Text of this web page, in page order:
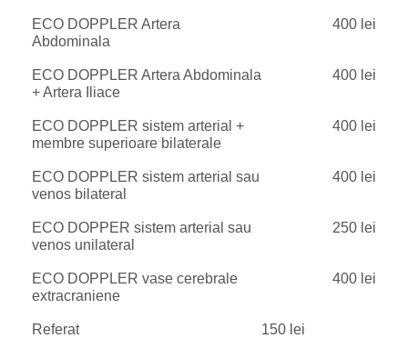
ECO DOPPLER Artera
Abdominala
400 lei
ECO DOPPLER Artera Abdominala
+ Artera Iliace
400 lei
ECO DOPPLER sistem arterial +
membre superioare bilaterale
400 lei
ECO DOPPLER sistem arterial sau
venos bilateral
400 lei
ECO DOPPER sistem arterial sau
venos unilateral
250 lei
ECO DOPPLER vase cerebrale
extracraniene
400 lei
Referat 150 lei